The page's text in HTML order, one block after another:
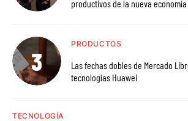
productivos de la nueva
PRODUCTOS
Las fechas dobles de Mercado
tecnologías Huawei
TECNOLOGÍA